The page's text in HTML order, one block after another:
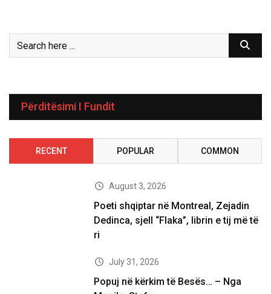
Përditësimi I Fundit
RECENT POPULAR COMMON
August 3, 2026
Poeti shqiptar në Montreal, Zejadin
Dedinca, sjell “Flaka”, librin e tij më të
ri
July 31, 2026
Popuj në kërkim të Besës… – Nga